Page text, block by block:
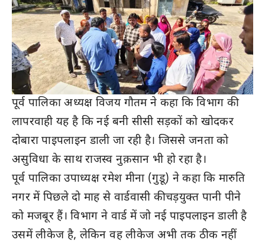
पूर्व पालिका अध्यक्ष विजय गौतम ने कहा कि विभाग की
लापरवाही यह है कि नई बनी सीसी सड़कों को खोदकर
दोबारा पाइपलाइन डाली जा रही है। जिससे जनता को
असुविधा के साथ राजस्व नुक़सान भी हो रहा है।
पूर्व पालिका उपाध्यक्ष रमेश मीना (गुडू) ने कहा कि मारुति
नगर में पिछले दो माह से वार्डवासी कीचड़युक्त पानी पीने
को मजबूर हैं। विभाग ने वार्ड में जो नई पाइपलाइन डाली है
उसमें लीकेज है, लेकिन वह लीकेज अभी तक ठीक नहीं